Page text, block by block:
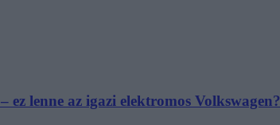
ez lenne az igazi elektromos Volkswagen?